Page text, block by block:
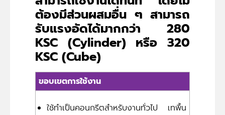
ต้องมีส่วนผสมอื่น ๆ สามารถ
รับแรงอัดได้มากกว่า 280
KSC (Cylinder) หรือ 320
KSC (Cube)
ขอบเขตการใช้งาน
ใช้ทำเป็นคอนกรีตสำหรับงานทั่วไป เทพื้น